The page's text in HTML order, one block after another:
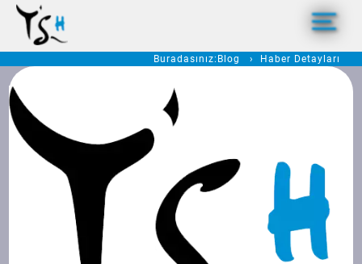
Buradasınız: Blog Haber Detayları